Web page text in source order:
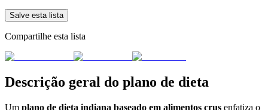
Salve esta lista
Compartilhe esta lista
Descrição geral do plano de dieta
Um plano de dieta indiana baseado em alimentos crus enfatiza o